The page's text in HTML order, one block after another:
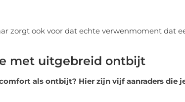
zorgt ook voor dat echte verwenmoment dat
met uitgebreid ontbijt
als ontbijt? Hier zijn vijf aanraders die